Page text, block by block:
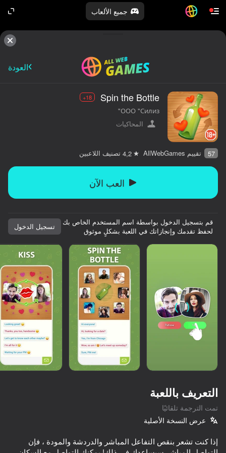
جميع الألعاب
Chatting with Your Crushes 2
Fruit Romance
DOP 4 Remove Unnecessary
for adults
العودة
Spin the Bottle
18+
ООО "Силиз"
المحاكيات
57 تقييم AllWebGames 4,2 تصنيف اللاعبين
العب الآن
قم بتسجيل الدخول بواسطة اسم المستخدم الخاص بك
لحفظ تقدمك وإنجازاتك في اللعبة بشكلٍ موثوق
تسجيل الدخول
التعريف باللعبة
تمت الترجمة تلقائيًا
عرض النسخة الأصلية
إذا كنت تشعر بنقص التفاعل المباشر والدردشة والمودة ، فإن